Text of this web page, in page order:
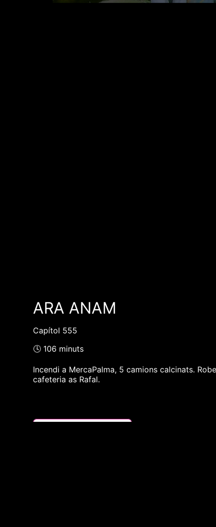
ARA ANAM
Capítol 555
🕓 106 minuts
Incendi a MercaPalma, 5 camions calcinats.
cafeteria as Rafal.